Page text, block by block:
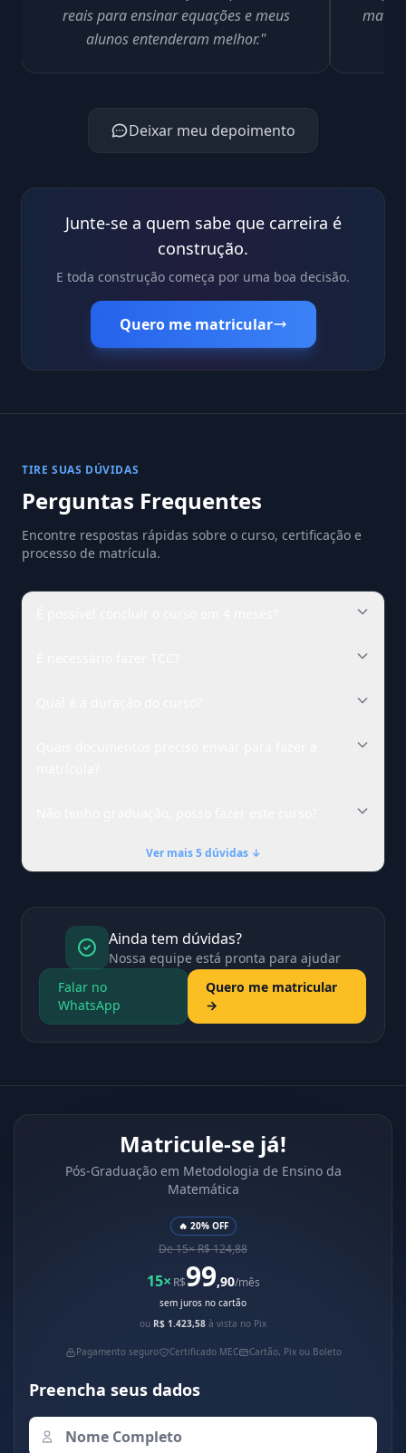
reais para ensinar equações e meus
alunos entenderam melhor."
Deixar meu depoimento
Junte-se a quem sabe que carreira é
construção.
E toda construção começa por uma boa decisão.
Quero me matricular
TIRE SUAS DÚVIDAS
Perguntas Frequentes
Encontre respostas rápidas sobre o curso, certificação e
processo de matrícula.
Ver mais 5 dúvidas ↓
Ainda tem dúvidas?
Nossa equipe está pronta para ajudar
Falar no
WhatsApp
Quero me matricular
→
Matricule-se já!
Pós-Graduação em Metodologia de Ensino da
Matemática
🔥 20% OFF
De 15× R$ 124,88
15× R$99,90/mês
sem juros no cartão
ou R$ 1.423,58 à vista no Pix
Pagamento seguro Certificado MEC Cartão, Pix ou Boleto
Preencha seus dados